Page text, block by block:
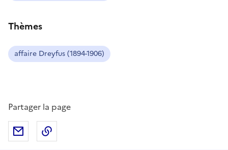
Thèmes
affaire Dreyfus (1894-1906)
Partager la page
Partager par mail